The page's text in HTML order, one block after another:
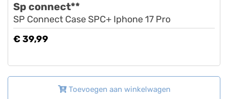
Sp connect**
SP Connect Case SPC+ Iphone 17 Pro
€ 39,99
Toevoegen aan winkelwagen